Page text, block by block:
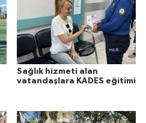
Sağlık hizmeti alan
vatandaşlara KADES eğitimi